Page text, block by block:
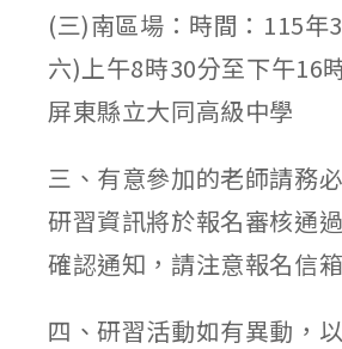
(三)南區場：時間：115年
六)上午8時30分至下午16
屏東縣立大同高級中學
三、有意參加的老師請務
研習資訊將於報名審核通
確認通知，請注意報名信箱
四、研習活動如有異動，